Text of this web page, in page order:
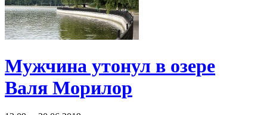
Мужчина утонул в озере
Валя Морилор